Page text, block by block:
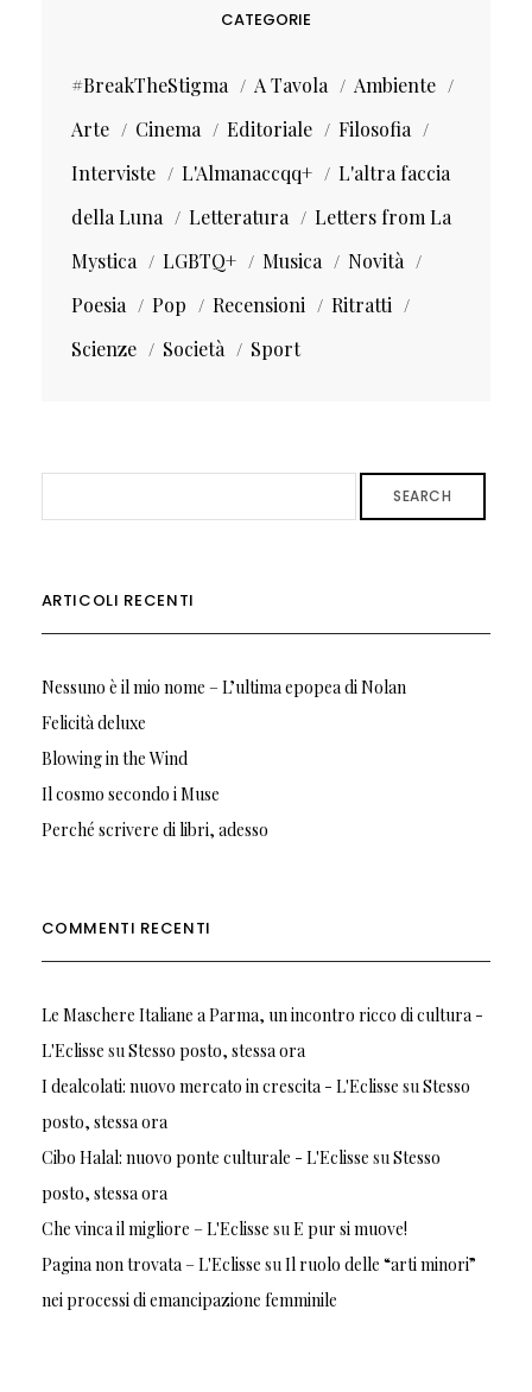
CATEGORIE
#BreakTheStigma A Tavola
Ambiente
Arte
Cinema Editoriale
Filosofia
Interviste
L'Almanaccqq+
L'altra faccia
della Luna
Letteratura
Letters from La
Mystica
LGBTQ+ Musica
Novità
Poesia
Pop Recensioni
Ritratti
Scienze
Società Sport
SEARCH
ARTICOLI RECENTI
Nessuno è il mio nome – L’ultima epopea di Nolan
Felicità deluxe
Blowing in the Wind
Il cosmo secondo i Muse
Perché scrivere di libri, adesso
COMMENTI RECENTI
Le Maschere Italiane a Parma, un incontro ricco di cultura -
L'Eclisse su Stesso posto, stessa ora
I dealcolati: nuovo mercato in crescita - L'Eclisse su Stesso
posto, stessa ora
Cibo Halal: nuovo ponte culturale - L'Eclisse su Stesso
posto, stessa ora
Che vinca il migliore – L'Eclisse su E pur si muove!
Pagina non trovata – L'Eclisse su Il ruolo delle “arti minori”
nei processi di emancipazione femminile